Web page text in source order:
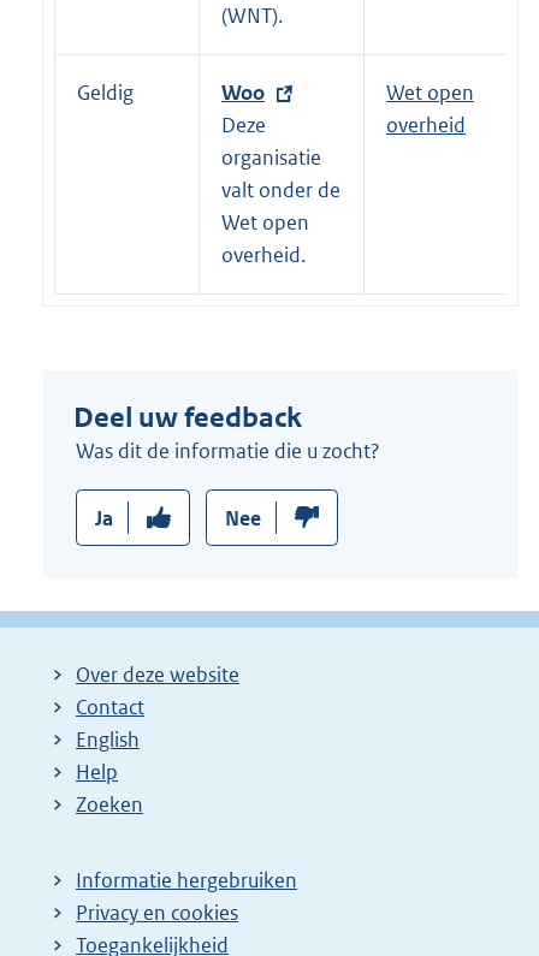
i
n
k
:
(WNT).
Geldig
E
x
t
e
r
n
e
k
:
Woo
Deze
organisatie
valt onder de
Wet open
overheid.
Wet open
overheid
Deel uw feedback
Was dit de informatie die u zocht?
Ja Nee
Over deze website
Contact
English
Help
Zoeken
Informatie hergebruiken
Privacy en cookies
Toegankelijkheid